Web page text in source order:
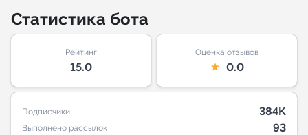
Статистика бота
Рейтинг
15.0
Оценка отзывов
0.0
Подписчики 384K
Выполнено рассылок 93